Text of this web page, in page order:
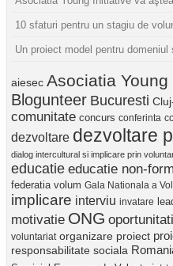
10 sfaturi pentru un stagiu de
Un proiect model pentru domeniul
aiesec Asociatia
Blogunteer Bucuresti
comunitate concurs conferinta
dezvoltare dezvoltare
dialog intercultural si implicare prin
educatie educatie non-
federatia volum Gala Nationala a
implicare interviu invatare
motivatie ONG oportunitati
voluntariat organizare proiect
responsabilitate sociala